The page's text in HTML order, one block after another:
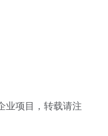
业项目，转载请注